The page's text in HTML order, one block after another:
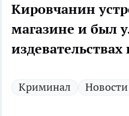
Кировчанин
магазине и был
Криминал